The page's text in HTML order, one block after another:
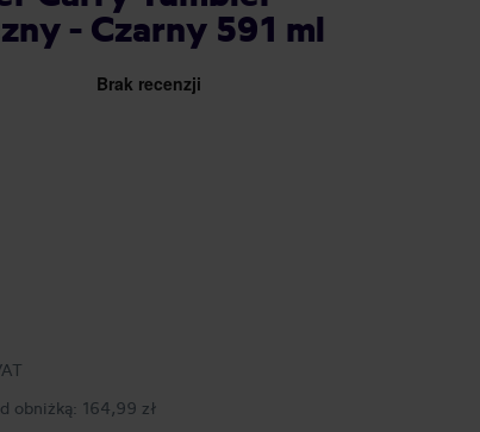
- Czarny 591 ml
obniżką: 164,99 zł